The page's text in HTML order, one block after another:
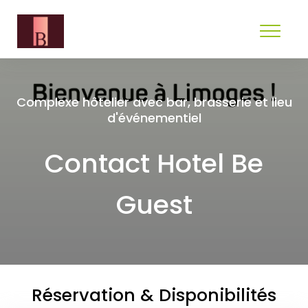
Complexe hôtelier avec bar, brasserie et lieu
d'événementiel
Contact Hotel Be
Guest
Réservation & Disponibilités